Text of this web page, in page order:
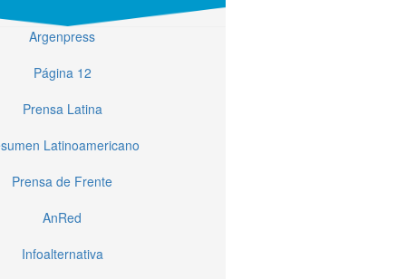
Argenpress
Página 12
Prensa Latina
Latinoamericano
Prensa de Frente
AnRed
Infoalternativa